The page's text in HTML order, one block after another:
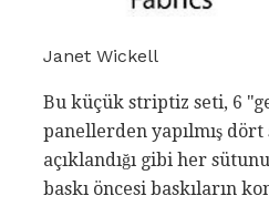
Janet Wickell
Bu küçük striptiz seti, 6
panellerden yapılmış
açıklandığı gibi her
baskı öncesi baskıların